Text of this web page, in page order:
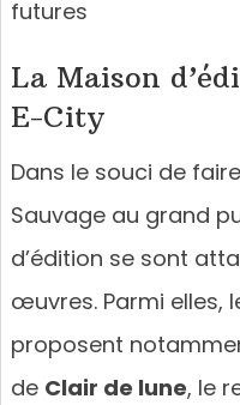
futures
La Maison
E-City
Dans le souci de
Sauvage au grand
d’édition se sont
œuvres. Parmi elles,
proposent
de Clair de lune, le